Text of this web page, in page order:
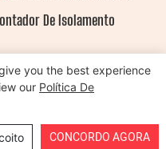
De Isolamento
Manufacturing Co., Ltd |
you the best experience
our Política De
CONCORDO AGORA